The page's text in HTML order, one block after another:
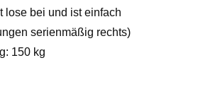
lose bei und ist einfach
serienmäßig rechts)
150 kg